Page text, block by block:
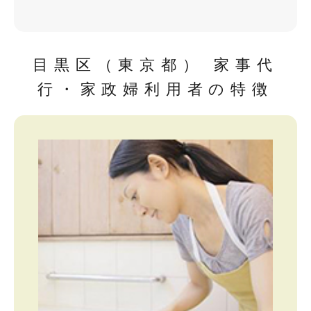
目黒区（東京都） 家事代
行・家政婦利用者の特徴